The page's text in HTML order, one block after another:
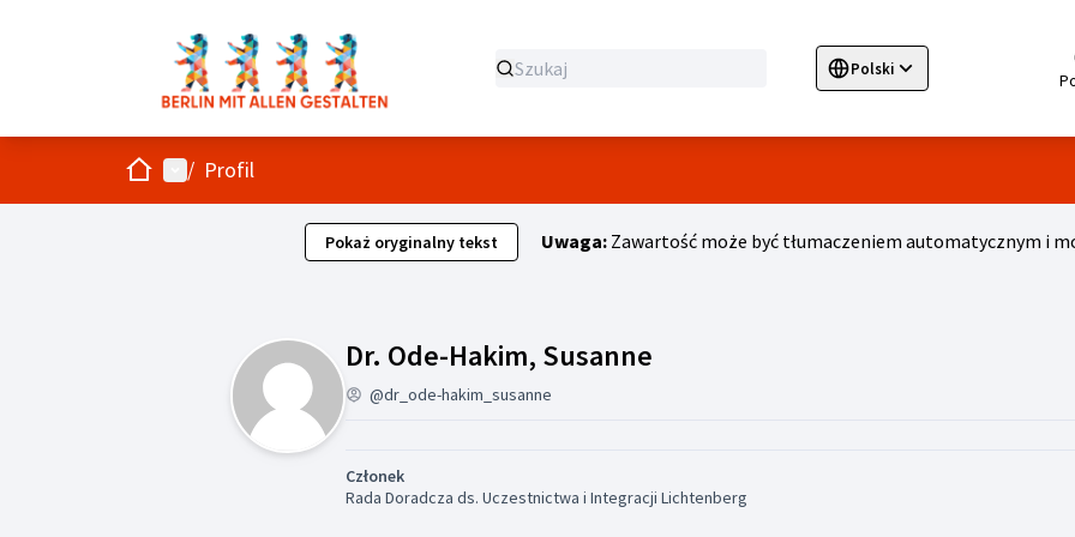
Polski
Sprache wählen Choose language
Strona główna
Menu główne
/ Profil
Pokaż oryginalny tekst Uwaga:Zawartość może być tłumaczeniem automatycznym i
Dr. Ode-Hakim, Susanne
@dr_ode-hakim_susanne
Członek
Rada Doradcza ds. Uczestnictwa i Integracji Lichtenberg